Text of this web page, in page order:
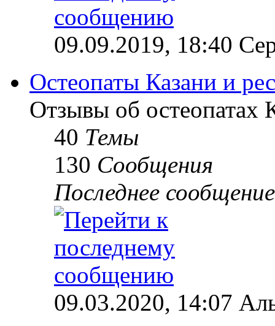
09.09.2019, 18:40
Остеопаты Казани и
Отзывы об остеопатах
40 Темы
130 Сообщения
Последнее сообщение
09.03.2020, 14:07